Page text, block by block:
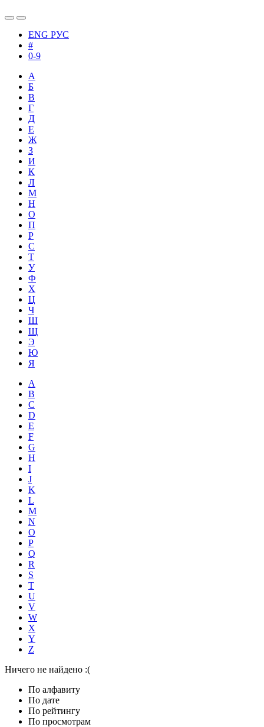
ENG РУС
#
0-9
А
Б
В
Г
Д
Е
Ж
З
И
К
Л
М
Н
О
П
Р
С
Т
У
Ф
Х
Ц
Ч
Ш
Щ
Э
Ю
Я
A
B
C
D
E
F
G
H
I
J
K
L
M
N
O
P
Q
R
S
T
U
V
W
X
Y
Z
Ничего не найдено :(
По алфавиту
По дате
По рейтингу
По просмотрам